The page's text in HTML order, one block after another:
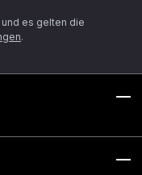
es gelten die
.